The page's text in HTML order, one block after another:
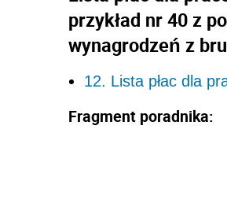
przykład nr 40 z
wynagrodzeń z
12. Lista płac dla
Fragment poradnika: